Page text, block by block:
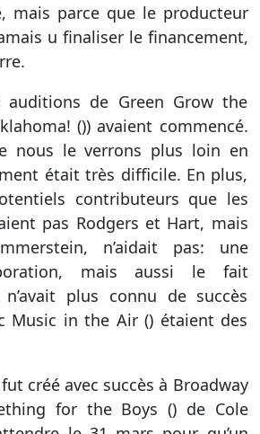
mais parce que le producteur
u finaliser le financement,
auditions de Green Grow the
()) avaient commencé.
nous le verrons plus loin en
était très difficile. En plus,
contributeurs que les
pas Rodgers et Hart, mais
n’aidait pas: une
mais aussi le fait
n’avait plus connu de succès
Music in the Air () étaient des
créé avec succès à Broadway
for the Boys () de Cole